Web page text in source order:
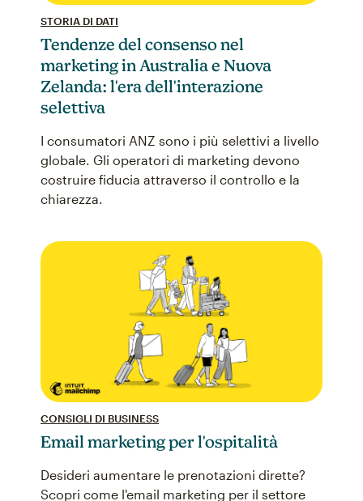
STORIA DI DATI
Tendenze del consenso nel
marketing in Australia e Nuova
Zelanda: l'era dell'interazione
selettiva
I consumatori ANZ sono i più selettivi a livello
globale. Gli operatori di marketing devono
costruire fiducia attraverso il controllo e la
chiarezza.
CONSIGLI DI BUSINESS
Email marketing per l'ospitalità
Desideri aumentare le prenotazioni dirette?
Scopri come l'email marketing per il settore